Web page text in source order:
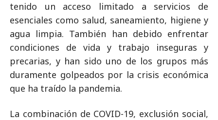
tenido un acceso limitado a servicios de
esenciales como salud, saneamiento, higiene y
agua limpia. También han debido enfrentar
condiciones de vida y trabajo inseguras y
precarias, y han sido uno de los grupos más
duramente golpeados por la crisis económica
que ha traído la pandemia.
La combinación de COVID-19, exclusión social,